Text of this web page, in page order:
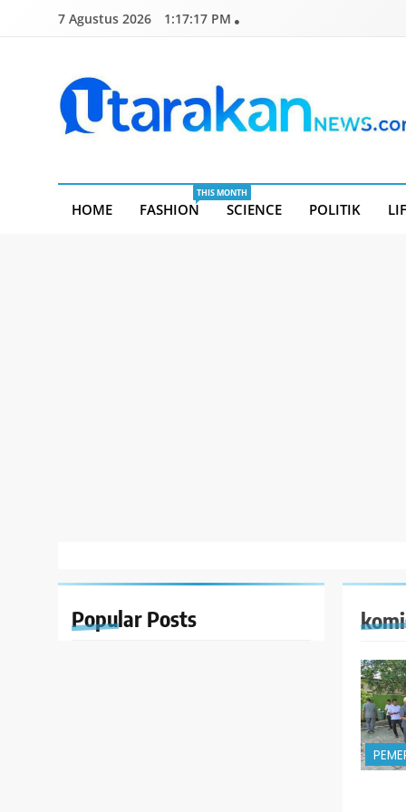
7 Agustus 2026 1:17:18 PM
HOME FASHION
THIS MONTH
SCIENCE POLITIK
Popular Posts